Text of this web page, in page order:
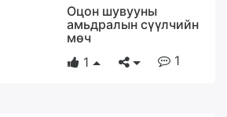
Оцон шувууны
амьдралын сүүлчийн
мөч
1
1